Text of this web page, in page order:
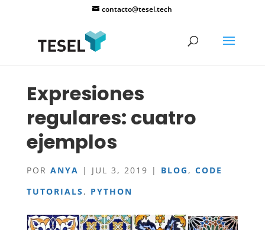
contacto@tesel.tech
Expresiones
regulares: cuatro
ejemplos
POR ANYA | JUL 3, 2019 | BLOG , CODE
TUTORIALS, PYTHON